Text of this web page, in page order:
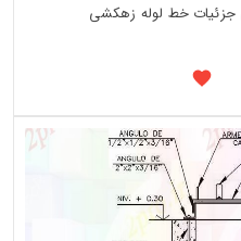
جزئیات خط لوله زهکشی